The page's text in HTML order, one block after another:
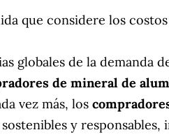
que considere los
globales de la demanda
de mineral de
vez más, los
y